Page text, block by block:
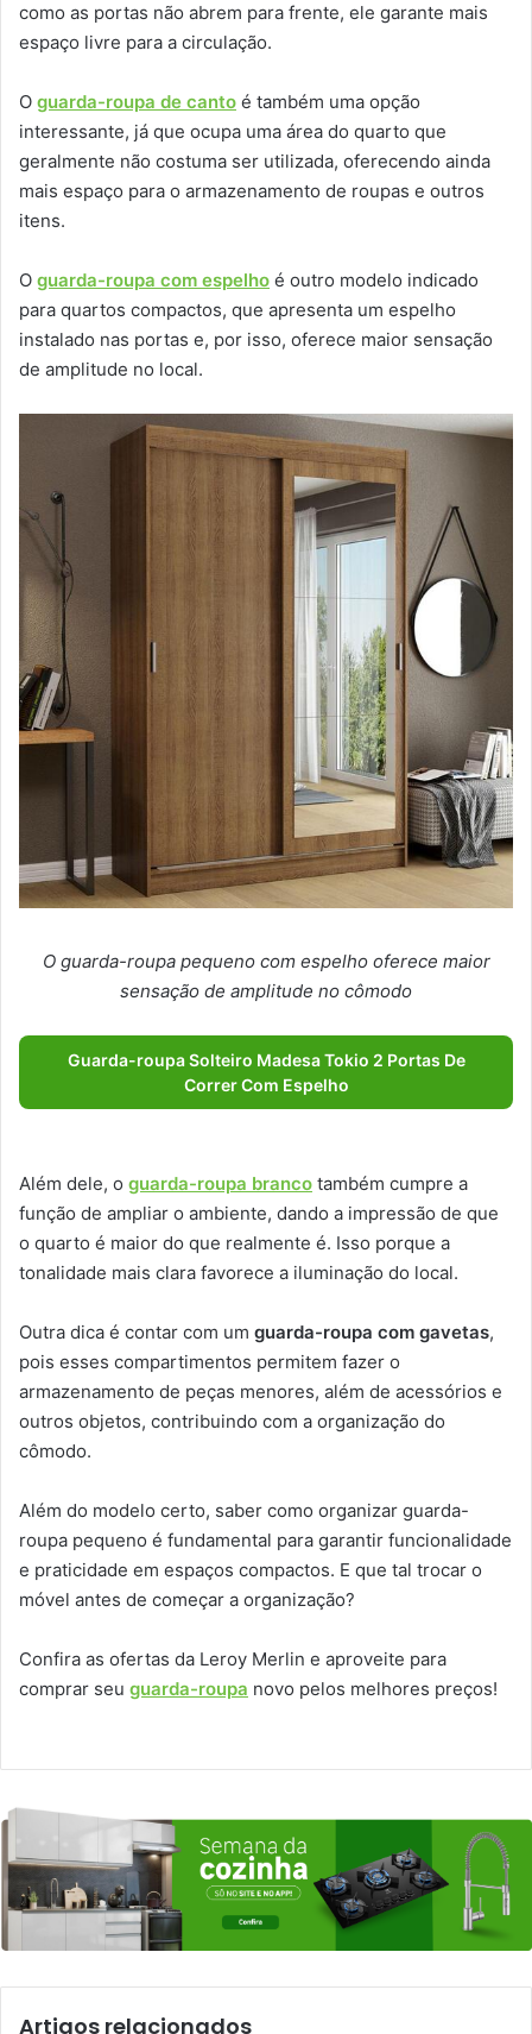
como as portas não abrem para frente, ele garante mais
espaço livre para a circulação.
O guarda-roupa de canto é também uma opção
interessante, já que ocupa uma área do quarto que
geralmente não costuma ser utilizada, oferecendo ainda
mais espaço para o armazenamento de roupas e outros
itens.
O guarda-roupa com espelho é outro modelo indicado
para quartos compactos, que apresenta um espelho
instalado nas portas e, por isso, oferece maior sensação
de amplitude no local.
O guarda-roupa pequeno com espelho oferece maior
sensação de amplitude no cômodo
Guarda-roupa Solteiro Madesa Tokio 2 Portas De
Correr Com Espelho
Além dele, o guarda-roupa branco também cumpre a
função de ampliar o ambiente, dando a impressão de que
o quarto é maior do que realmente é. Isso porque a
tonalidade mais clara favorece a iluminação do local.
Outra dica é contar com um guarda-roupa com gavetas,
pois esses compartimentos permitem fazer o
armazenamento de peças menores, além de acessórios e
outros objetos, contribuindo com a organização do
cômodo.
Além do modelo certo, saber como organizar guarda-
roupa pequeno é fundamental para garantir funcionalidade
e praticidade em espaços compactos. E que tal trocar o
móvel antes de começar a organização?
Confira as ofertas da Leroy Merlin e aproveite para
comprar seu guarda-roupa novo pelos melhores preços!
Artigos relacionados